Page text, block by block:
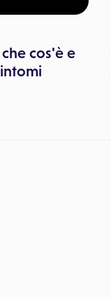
cos'è e